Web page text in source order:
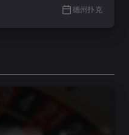
德州扑克